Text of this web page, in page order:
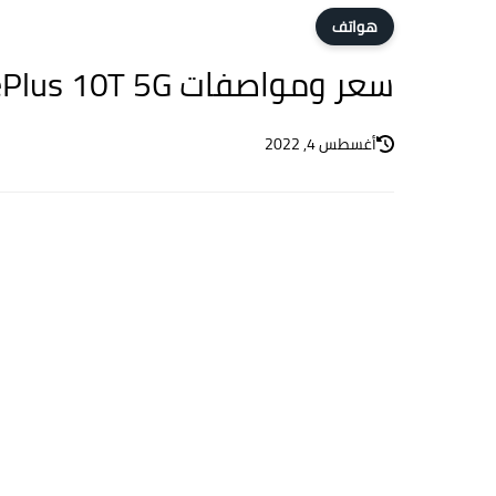
هواتف
سعر ومواصفات OnePlus 10T 5G
أغسطس 4, 2022